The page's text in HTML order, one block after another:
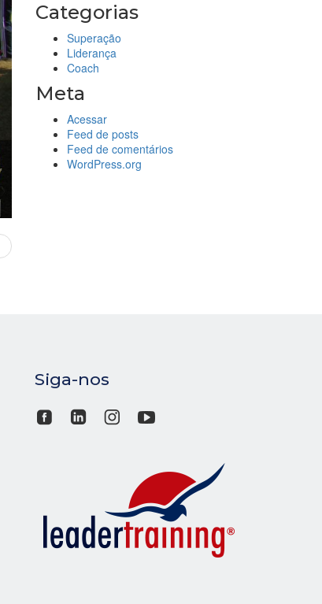
Categorias
Superação
Liderança
Coach
Meta
Acessar
Feed de posts
Feed de comentários
WordPress.org
Siga-nos